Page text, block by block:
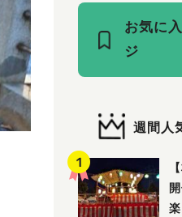
お気に
ジ
週間人